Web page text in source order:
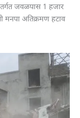
जवळपास 1 हजार
मनपा अतिक्रमण हटाव